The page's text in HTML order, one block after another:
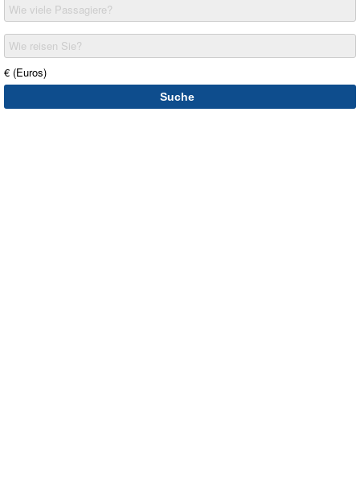
Wie viele Passagiere?
Wie reisen Sie?
€ (Euros)
Suche